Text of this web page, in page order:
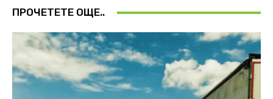
ПРОЧЕТЕТЕ ОЩЕ..